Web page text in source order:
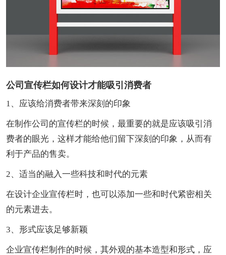
公司宣传栏如何设计才能吸引消费者
1、应该给消费者带来深刻的印象
在制作公司的宣传栏的时候，最重要的就是应该吸引消
费者的眼光，这样才能给他们留下深刻的印象，从而有
利于产品的售卖。
2、适当的融入一些科技和时代的元素
在设计企业宣传栏时，也可以添加一些和时代紧密相关
的元素进去。
3、形式应该足够新颖
企业宣传栏制作的时候，其外观的基本造型和形式，应